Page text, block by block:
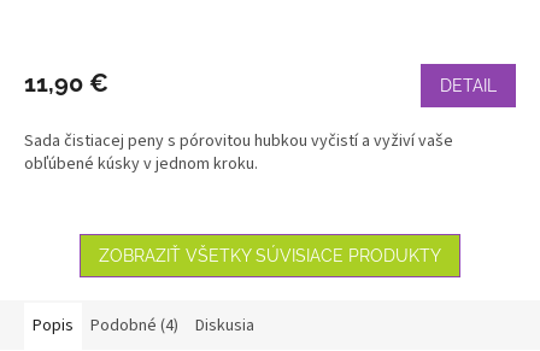
11,90 € DETAIL
Sada čistiacej peny s pórovitou hubkou vyčistí a vyživí vaše
obľúbené kúsky v jednom kroku.
ZOBRAZIŤ VŠETKY SÚVISIACE PRODUKTY
Popis Podobné (4) Diskusia